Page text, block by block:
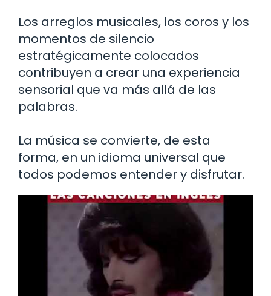
Los arreglos musicales, los coros y los
momentos de silencio
estratégicamente colocados
contribuyen a crear una experiencia
sensorial que va más allá de las
palabras.
La música se convierte, de esta
forma, en un idioma universal que
todos podemos entender y disfrutar.